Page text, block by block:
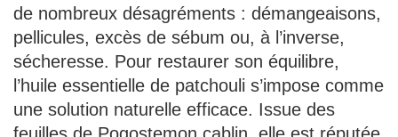
de nombreux désagréments : démangeaisons,
pellicules, excès de sébum ou, à l’inverse,
sécheresse. Pour restaurer son équilibre,
l’huile essentielle de patchouli s’impose comme
une solution naturelle efficace. Issue des